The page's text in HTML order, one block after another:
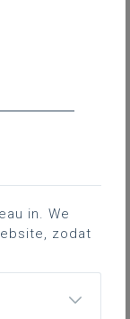
in. We
zodat